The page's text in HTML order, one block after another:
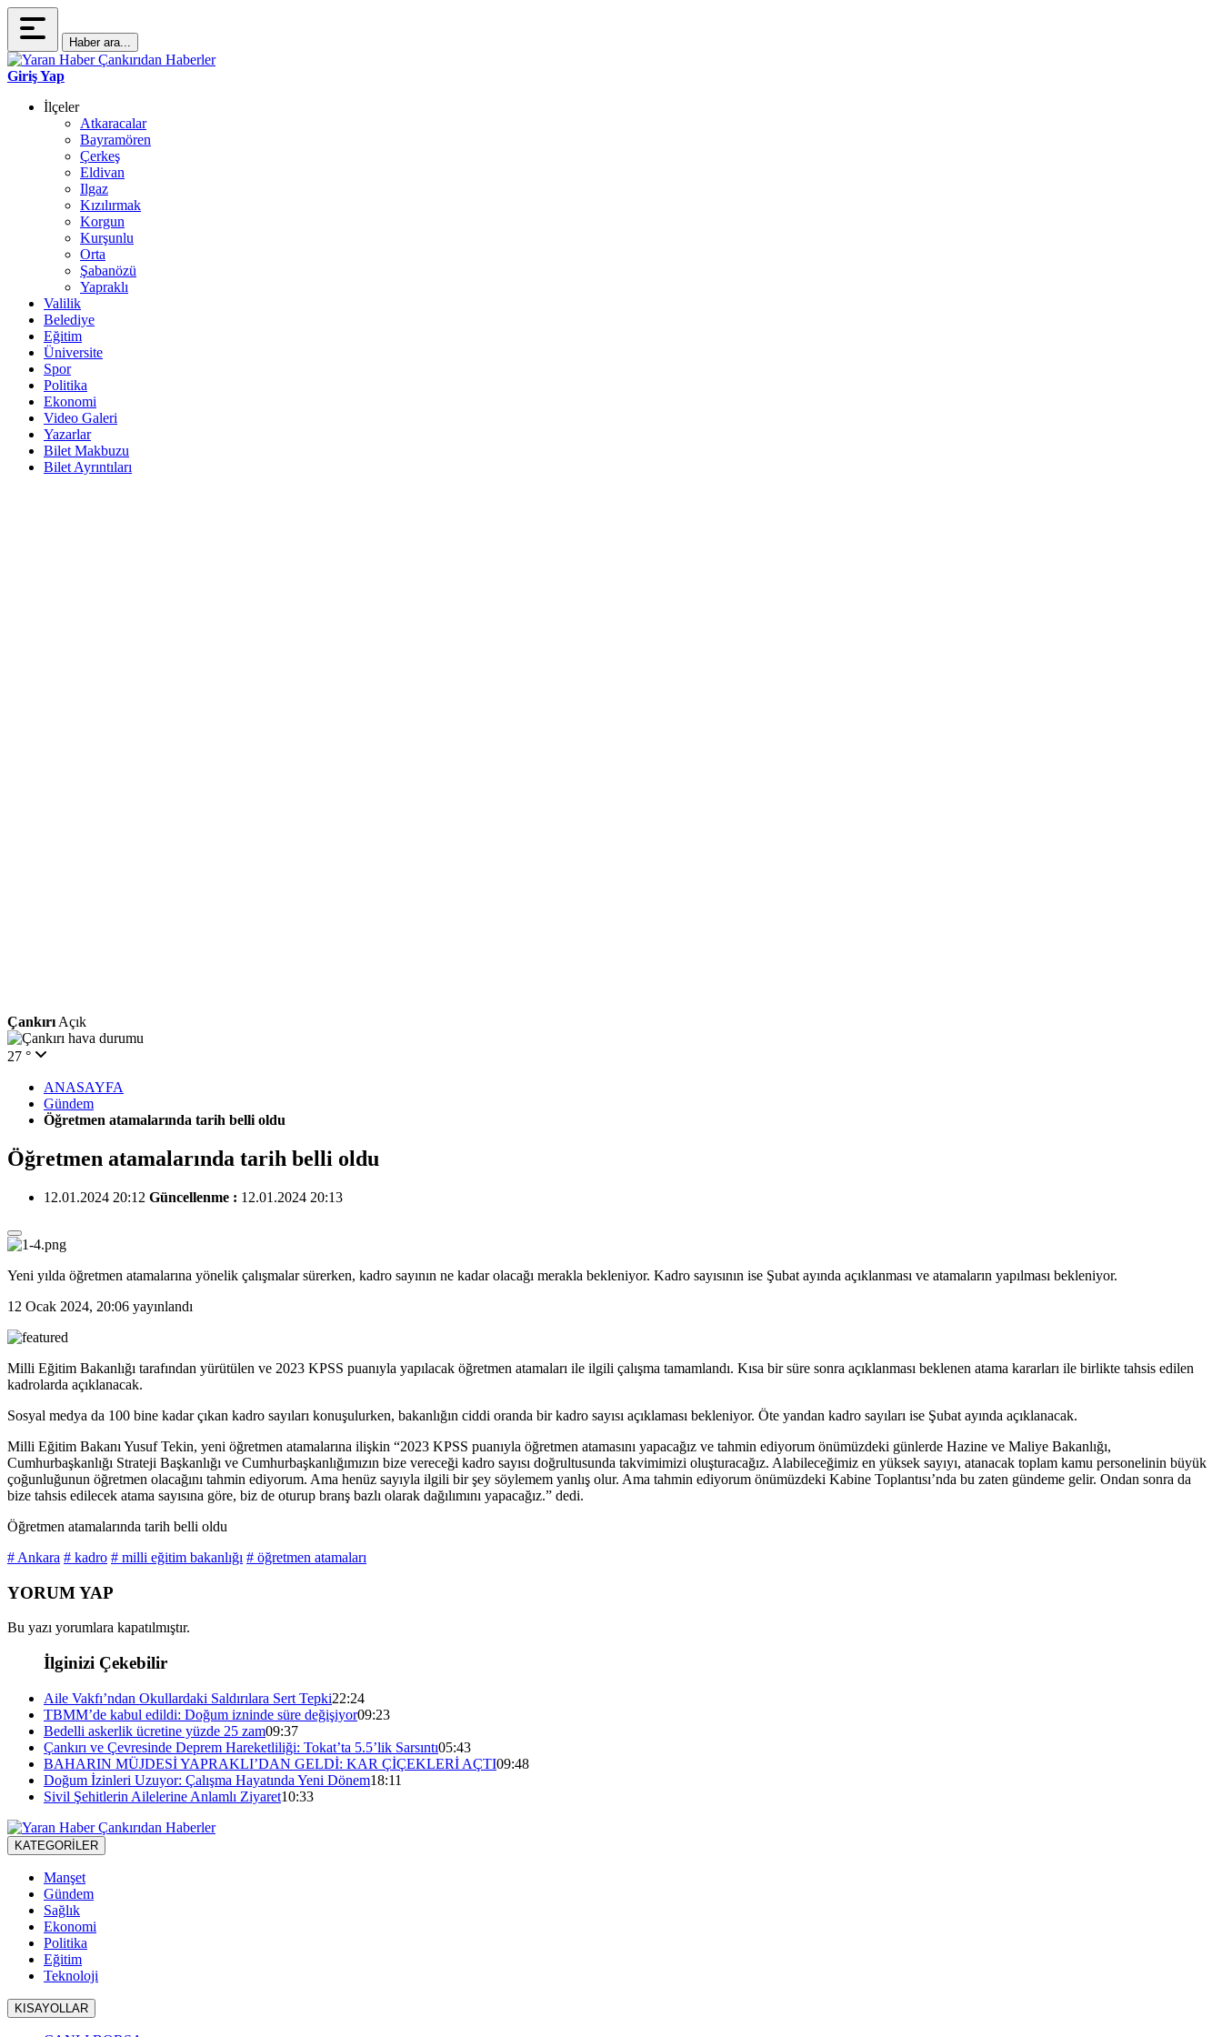
Haber ara...
Giriş Yap
İlçeler
Atkaracalar
Bayramören
Çerkeş
Eldivan
Ilgaz
Kızılırmak
Korgun
Kurşunlu
Orta
Şabanözü
Yapraklı
Valilik
Belediye
Eğitim
Üniversite
Spor
Politika
Ekonomi
Video Galeri
Yazarlar
Bilet Makbuzu
Bilet Ayrıntıları
Çankırı Açık
27 °
ANASAYFA
Gündem
Öğretmen atamalarında tarih belli oldu
Öğretmen atamalarında tarih belli oldu
12.01.2024 20:12 Güncellenme : 12.01.2024 20:13
Yeni yılda öğretmen atamalarına yönelik çalışmalar sürerken, kadro sayının ne kadar olacağı merakla bekleniyor. Kadro sayısının ise Şubat ayında açıklanması ve atamaların yapılması bekleniyor.
12 Ocak 2024, 20:06 yayınlandı
Milli Eğitim Bakanlığı tarafından yürütülen ve 2023 KPSS puanıyla yapılacak öğretmen atamaları ile ilgili çalışma tamamlandı. Kısa bir süre sonra açıklanması beklenen atama kararları ile birlikte tahsis edilen
kadrolarda açıklanacak.
Sosyal medya da 100 bine kadar çıkan kadro sayıları konuşulurken, bakanlığın ciddi oranda bir kadro sayısı açıklaması bekleniyor. Öte yandan kadro sayıları ise Şubat ayında açıklanacak.
Milli Eğitim Bakanı Yusuf Tekin, yeni öğretmen atamalarına ilişkin “2023 KPSS puanıyla öğretmen atamasını yapacağız ve tahmin ediyorum önümüzdeki günlerde Hazine ve Maliye Bakanlığı,
Cumhurbaşkanlığı Strateji Başkanlığı ve Cumhurbaşkanlığımızın bize vereceği kadro sayısı doğrultusunda takvimimizi oluşturacağız. Alabileceğimiz en yüksek sayıyı, atanacak toplam kamu personelinin büyük
çoğunluğunun öğretmen olacağını tahmin ediyorum. Ama henüz sayıyla ilgili bir şey söylemem yanlış olur. Ama tahmin ediyorum önümüzdeki Kabine Toplantısı’nda bu zaten gündeme gelir. Ondan sonra da
bize tahsis edilecek atama sayısına göre, biz de oturup branş bazlı olarak dağılımını yapacağız.” dedi.
Öğretmen atamalarında tarih belli oldu
# Ankara # kadro # milli eğitim bakanlığı # öğretmen atamaları
YORUM YAP
Bu yazı yorumlara kapatılmıştır.
İlginizi Çekebilir
Aile Vakfı’ndan Okullardaki Saldırılara Sert Tepki22:24
TBMM’de kabul edildi: Doğum izninde süre değişiyor09:23
Bedelli askerlik ücretine yüzde 25 zam09:37
Çankırı ve Çevresinde Deprem Hareketliliği: Tokat’ta 5.5’lik Sarsıntı05:43
BAHARIN MÜJDESİ YAPRAKLI’DAN GELDİ: KAR ÇİÇEKLERİ AÇTI09:48
Doğum İzinleri Uzuyor: Çalışma Hayatında Yeni Dönem18:11
Sivil Şehitlerin Ailelerine Anlamlı Ziyaret10:33
KATEGORİLER
Manşet
Gündem
Sağlık
Ekonomi
Politika
Eğitim
Teknoloji
KISAYOLLAR